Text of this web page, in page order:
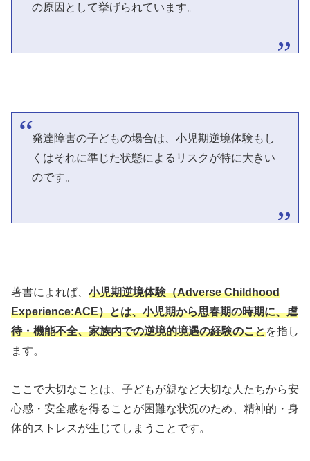
の原因として挙げられています。
発達障害の子どもの場合は、小児期逆境体験もし
くはそれに準じた状態によるリスクが特に大きい
のです。
著書によれば、 小児期逆境体験（Adverse Childhood
Experience:ACE）とは、小児期から思春期の時期に、虐
待・機能不全、家族内での逆境的境遇の経験のことを指し
ます。
ここで大切なことは、子どもが親など大切な人たちから安
心感・安全感を得ることが困難な状況のため、精神的・身
体的ストレスが生じてしまうことです。